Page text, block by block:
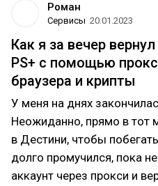
Роман
Сервисы 20.01.2023
Как я за вечер
PS+ с помощью
браузера и крипты
У меня на днях
Неожиданно, прямо в тот
в Дестини, чтобы
долго промучился, пока
аккаунт через прокси и